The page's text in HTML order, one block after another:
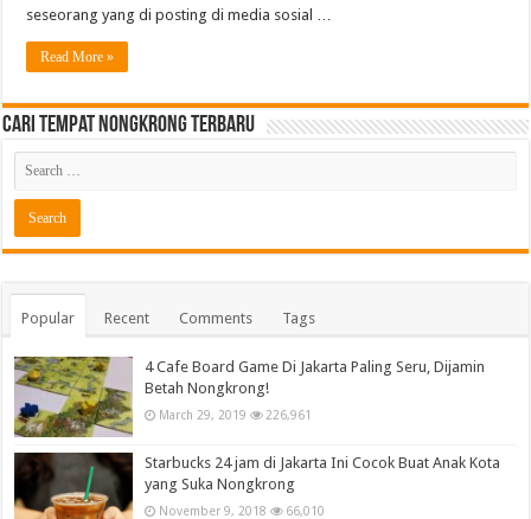
seseorang yang di posting di media sosial …
Read More »
Cari Tempat Nongkrong Terbaru
Popular Recent Comments Tags
4 Cafe Board Game Di Jakarta Paling Seru, Dijamin
Betah Nongkrong!
March 29, 2019 226,961
Starbucks 24 jam di Jakarta Ini Cocok Buat Anak Kota
yang Suka Nongkrong
November 9, 2018 66,010